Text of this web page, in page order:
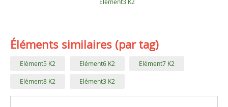
Elément3 K2
Éléments similaires (par tag)
Elément5 K2 Elément6 K2 Elément7 K2
Elément8 K2 Elément3 K2